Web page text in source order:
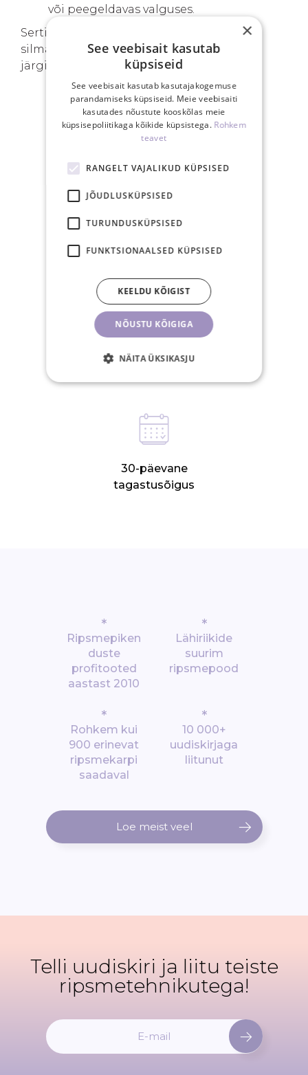
või peegeldavas valguses.
Sertifitseeritud standardite EN 166 (isiklik
silmakaitse) ja EN 172 (päikesekaitse filtrid)
järgi.
SINU EELISED
Tasuta saatmine
tellimusele
tellimus posti samal
30-päevane
tagastusõigus
*
Ripsmepiken
duste
profitooted
aastast 2010
*
Lähiriikide
suurim
ripsmepood
*
Rohkem kui
900 erinevat
ripsmekarpi
saadaval
*
10 000+
uudiskirjaga
liitunut
Loe meist veel
Telli uudiskiri ja liitu teiste
ripsmetehnikutega!
L
i
×
See veebisait kasutab
küpsiseid
See veebisait kasutab kasutajakogemuse
parandamiseks küpsiseid. Meie veebisaiti
kasutades nõustute kooskõlas meie
küpsisepoliitikaga kõikide küpsistega. Rohkem
teavet
RANGELT VAJALIKUD KÜPSISED
JÕUDLUSKÜPSISED
TURUNDUSKÜPSISED
FUNKTSIONAALSED KÜPSISED
NÕUSTU KÕIGIGA
KEELDU KÕIGIST
NÄITA ÜKSIKASJU